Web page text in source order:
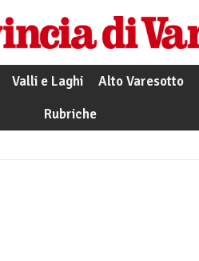
Valli e Laghi Alto Varesotto
Rubriche